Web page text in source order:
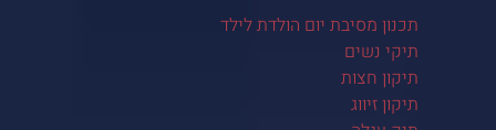
תכנון מסיבת יום הולדת לילד
תיקי נשים
תיקון חצות
תיקון זיווג